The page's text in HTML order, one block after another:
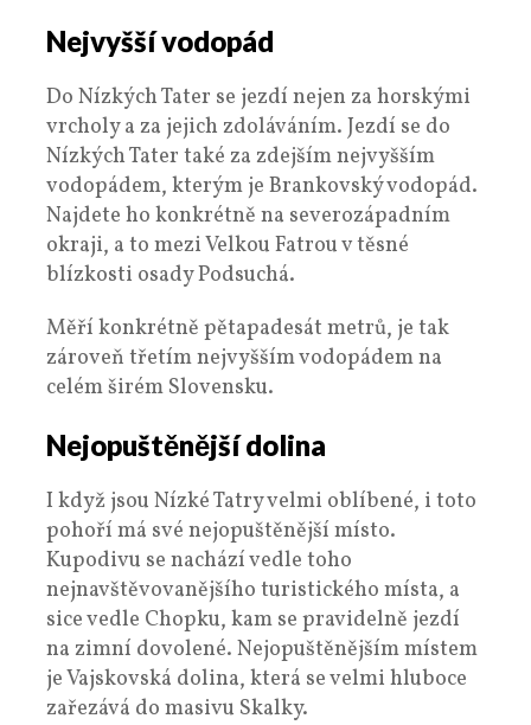
Nejvyšší vodopád
Do Nízkých Tater se jezdí nejen za horskými
vrcholy a za jejich zdoláváním. Jezdí se do
Nízkých Tater také za zdejším nejvyšším
vodopádem, kterým je Brankovský vodopád.
Najdete ho konkrétně na severozápadním
okraji, a to mezi Velkou Fatrou v těsné
blízkosti osady Podsuchá.
Měří konkrétně pětapadesát metrů, je tak
zároveň třetím nejvyšším vodopádem na
celém širém Slovensku.
Nejopuštěnější dolina
I když jsou Nízké Tatry velmi oblíbené, i toto
pohoří má své nejopuštěnější místo.
Kupodivu se nachází vedle toho
nejnavštěvovanějšího turistického místa, a
sice vedle Chopku, kam se pravidelně jezdí
na zimní dovolené. Nejopuštěnějším místem
je Vajskovská dolina, která se velmi hluboce
zařezává do masivu Skalky.